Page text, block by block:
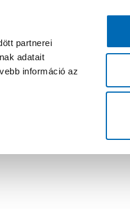
partnerei
adatait
információ az